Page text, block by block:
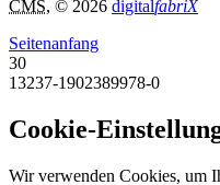
CMS, © 2026 digitalfabriX
Seitenanfang
30
13237-1902389978-0
Cookie-
Wir verwenden Cookies, um